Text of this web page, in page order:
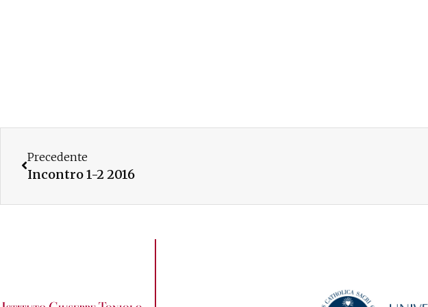
Precedente
Incontro 1-2 2016